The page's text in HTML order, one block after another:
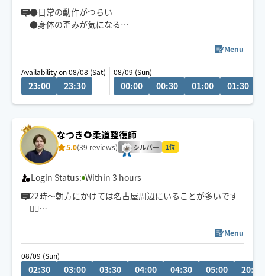
●日常の動作がつらい
●身体の歪みが気になる
●趣味や仕事のパフォーマンスを良くしたい
どんなお悩みにも真摯に向き合い身体の痛みや不調、お
客様の気になる所をその場しのぎではなく"根本"から対
応させて頂きます
慢性的な肩こり腰痛
足の浮腫み
末端冷え性
お客様の身体に合った施術でメニューをご提案させて頂
きます👏
小さなお子さまやペットが居るお宅も歓迎です🐶😺
Menu
Availability on 08/08 (Sat)
23:00 23:30
08/09 (Sun)
00:00 00:30 01:00 01:30
なつき🌻柔道整復師
5.0(39 reviews) シルバー 1位
Login Status: Within 3 hours
22時〜朝方にかけては名古屋周辺にいることが多いです
💆‍♂️
💬シフト外の日時やメニューのご相談はチャットにてお
問い合わせください。
調整可能な際は出来る限り対応させていただきます
Menu
08/09 (Sun)
02:30 03:00 03:30 04:00 04:30 05:00 20:30